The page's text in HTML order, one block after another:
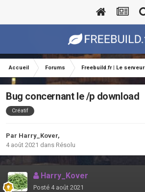
Accueil Forums Freebuild.fr | Le serveur
Bug concernant le /p download
Créatif
Par Harry_Kover,
4 août 2021 dans Résolu
Harry_Kover
Posté 4 août 2021